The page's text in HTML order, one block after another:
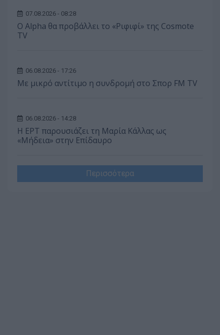
07.08.2026 - 08:28
Ο Alpha θα προβάλλει το «Ριφιφί» της Cosmote
TV
06.08.2026 - 17:26
Με μικρό αντίτιμο η συνδρομή στο Σπορ FM TV
06.08.2026 - 14:28
Η ΕΡΤ παρουσιάζει τη Μαρία Κάλλας ως
«Μήδεια» στην Επίδαυρο
Περισσότερα